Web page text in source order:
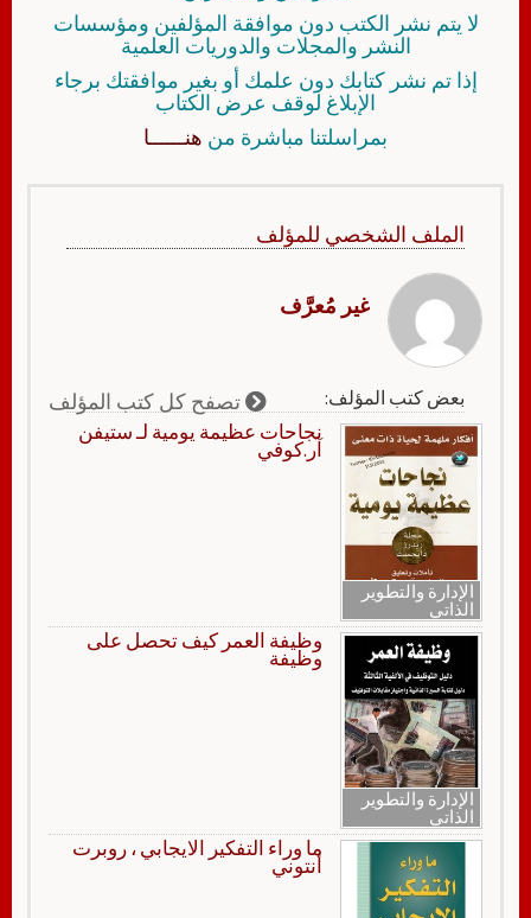
لا يتم نشر الكتب دون موافقة المؤلفين ومؤسسات
النشر والمجلات والدوريات العلمية
إذا تم نشر كتابك دون علمك أو بغير موافقتك برجاء
الإبلاغ لوقف عرض الكتاب
بمراسلتنا مباشرة من هنــــــا
الملف الشخصي للمؤلف
غير مُعرَّف
بعض كتب المؤلف: تصفح كل كتب المؤلف
الإدارة والتطوير
الذاتي
نجاحات عظيمة يومية لـ ستيفن
آر.كوفي
الإدارة والتطوير
الذاتي
وظيفة العمر كيف تحصل على
وظيفة
ما وراء التفكير الايجابي ، روبرت
أنتوني